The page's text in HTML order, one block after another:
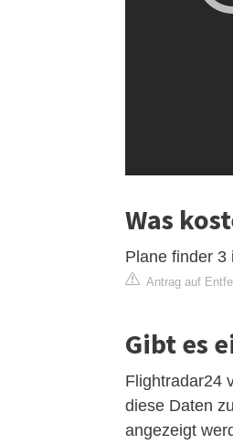
Was
Plane finder 3
Antrag auf
Gibt es
Flightradar24
diese Daten
angezeigt